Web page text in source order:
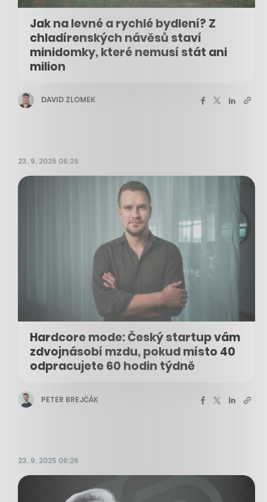
Jak na levné a rychlé bydlení? Z
chladírenských návěsů staví
minidomky, které nemusí stát ani
milion
DAVID ZLOMEK
23. 9. 2025 06:26
Hardcore mode: Český startup vám
zdvojnásobí mzdu, pokud místo 40
odpracujete 60 hodin týdně
PETER BREJČÁK
23. 9. 2025 06:26